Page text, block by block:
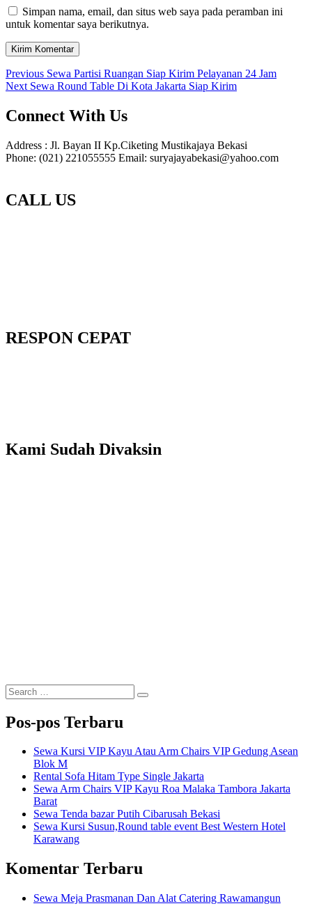
Simpan nama, email, dan situs web saya pada peramban ini
untuk komentar saya berikutnya.
Navigasi
pos
Previous Previous
post:
Sewa Partisi Ruangan Siap Kirim Pelayanan 24 Jam
Next Next
Sewa Round Table Di Kota Jakarta Siap Kirim
Connect With Us
Address : Jl. Bayan II Kp.Ciketing Mustikajaya Bekasi
Phone: (021) 221055555 Email: suryajayabekasi@yahoo.com
CALL US
RESPON CEPAT
Kami Sudah Divaksin
Search
for:
Search
Pos-pos Terbaru
Sewa Kursi VIP Kayu Atau Arm Chairs VIP Gedung Asean
Blok M
Rental Sofa Hitam Type Single Jakarta
Sewa Arm Chairs VIP Kayu Roa Malaka Tambora Jakarta
Barat
Sewa Tenda bazar Putih Cibarusah Bekasi
Sewa Kursi Susun,Round table event Best Western Hotel
Karawang
Komentar Terbaru
Sewa Meja Prasmanan Dan Alat Catering Rawamangun